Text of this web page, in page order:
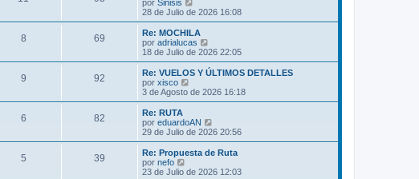
j
e
m
e
a
j
e
t
m
e
s
j
e
por Sinisis
e
r
ú
l
t
m
o
m
e
a
j
e
28 de Julio de 2026 16:08
8 69
Re: MOCHILA
por adrialucas
e
r
ú
t
o
m
e
s
j
18 de Julio de 2026 22:05
9 92
Re: VUELOS Y ÚLTIMOS DETALLES
por xisco
e
r
l
t
m
o
m
3 de Agosto de 2026 16:18
6 82
Re: RUTA
por eduardoAN
e
r
ú
t
29 de Julio de 2026 20:56
5 39
Re: Propuesta de Ruta
por nefo
e
23 de Julio de 2026 12:03